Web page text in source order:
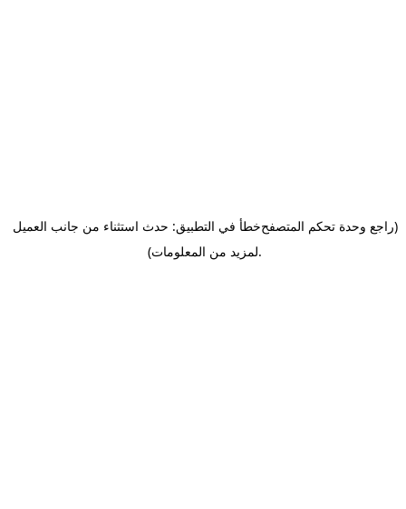
خطأ في التطبيق: حدث استثناء من جانب العميل(راجع وحدة تحكم المتصفح
لمزيد من المعلومات).